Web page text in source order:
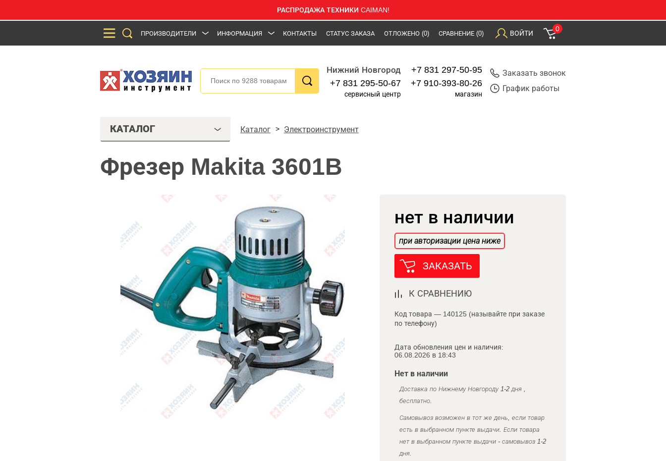
РАСПРОДАЖА ТЕХНИКИ CAIMAN!
ПРОИЗВОДИТЕЛИ ИНФОРМАЦИЯ КОНТАКТЫ СТАТУС ЗАКАЗА ОТЛОЖЕНО (0) СРАВНЕНИЕ (0) ВОЙТИ
0
Нижний Новгород
+7 831 295-50-67
сервисный центр
+7 831 297-50-95
+7 910-393-80-26
магазин
Заказать звонок
График работы
КАТАЛОГ Каталог Электроинструмент
Фрезер Makita 3601B
нет в наличии
при авторизации цена ниже
ЗАКАЗАТЬ
К СРАВНЕНИЮ
Код товара — 140125 (называйте при заказе
по телефону)
Дата обновления цен и наличия:
06.08.2026 в 18:43
Нет в наличии
Доставка по Нижнему Новгороду 1-2 дня ,
бесплатно.
Самовывоз возможен в тот же день, если товар
есть в выбранном пункте выдачи. Если товара
нет в выбранном пункте выдачи - самовывоз 1-2
дня.